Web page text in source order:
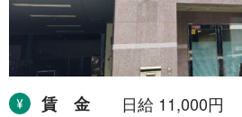
賃金
日給 11,000円